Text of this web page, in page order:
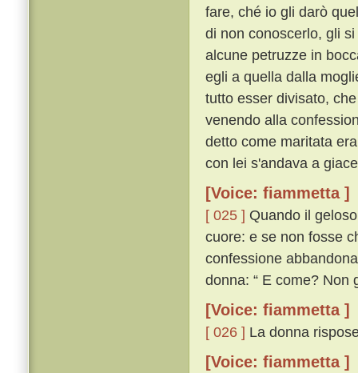
fare, ché io gli darò
di non conoscerlo, gli
alcune petruzze in
egli a quella dalla
tutto esser divisato,
venendo alla
detto come maritata
con lei s'andava a
[Voice: fiammetta ]
[ 025 ] Quando il
cuore: e se non fosse
confessione
donna: “ E come? Non
[Voice: fiammetta ]
[ 026 ] La donna
[Voice: fiammetta ]